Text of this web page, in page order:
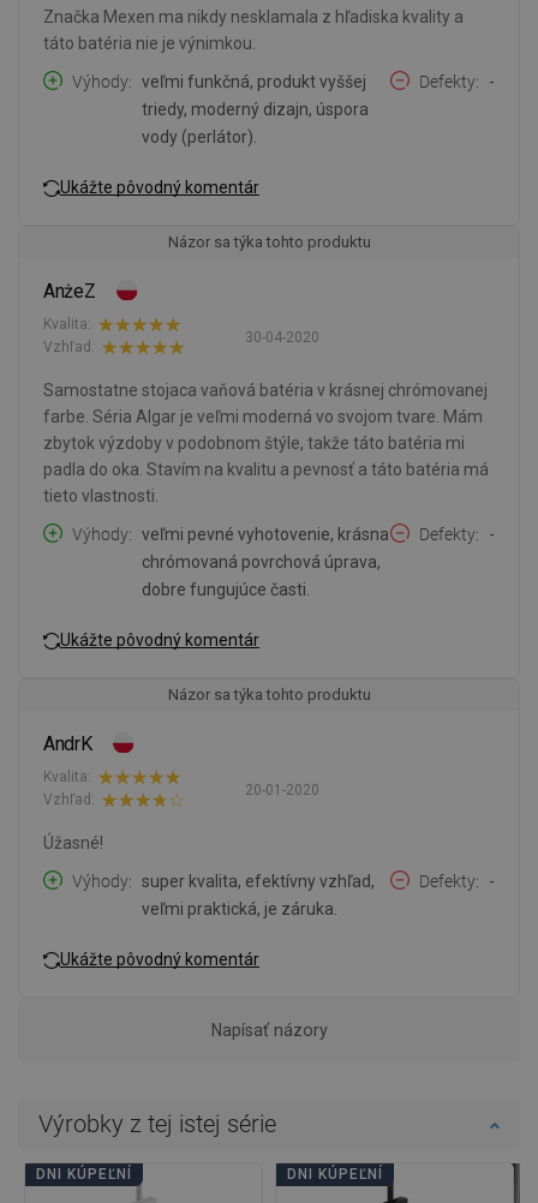
Značka Mexen ma nikdy nesklamala z hľadiska kvality a
táto batéria nie je výnimkou.
Výhody
veľmi funkčná, produkt vyššej
triedy, moderný dizajn, úspora
vody (perlátor).
Defekty -
Ukážte pôvodný komentár
Názor sa týka tohto produktu
AnżeZ
30-04-2020
Kvalita:
Vzhľad:
Samostatne stojaca vaňová batéria v krásnej chrómovanej
farbe. Séria Algar je veľmi moderná vo svojom tvare. Mám
zbytok výzdoby v podobnom štýle, takže táto batéria mi
padla do oka. Stavím na kvalitu a pevnosť a táto batéria má
tieto vlastnosti.
Výhody
veľmi pevné vyhotovenie, krásna
chrómovaná povrchová úprava,
dobre fungujúce časti.
Defekty -
Ukážte pôvodný komentár
Názor sa týka tohto produktu
AndrK
20-01-2020
Kvalita:
Vzhľad:
Úžasné!
Výhody
super kvalita, efektívny vzhľad,
veľmi praktická, je záruka.
Defekty -
Ukážte pôvodný komentár
Napísať názory
Výrobky z tej istej série
DNI KÚPEĽNÍ DNI KÚPEĽNÍ